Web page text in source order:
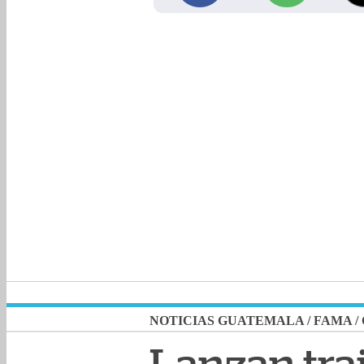
NOTICIAS GUATEMALA /FAMA /